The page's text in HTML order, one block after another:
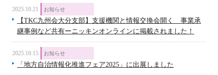
2025.10.21 お知らせ
【TKC九州会大分支部】支援機関と情報交換会開く 事業承
継事例など共有ーニッキンオンラインに掲載されました！
2025.10.15 お知らせ
「地方自治情報化推進フェア2025」に出展しました